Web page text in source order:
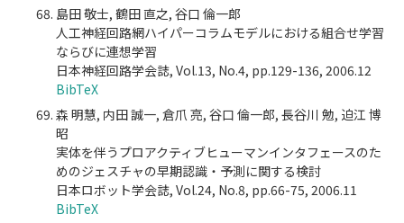
島田 敬士, 鶴田 直之, 谷口 倫一郎
人工神経回路網ハイパーコラムモデルにおける組合せ学習
ならびに連想学習
日本神経回路学会誌, Vol.13, No.4, pp.129-136, 2006.12
BibTeX
森 明慧, 内田 誠一, 倉爪 亮, 谷口 倫一郎, 長谷川 勉, 迫江 博
昭
実体を伴うプロアクティブヒューマンインタフェースのた
めのジェスチャの早期認識・予測に関する検討
日本ロボット学会誌, Vol.24, No.8, pp.66-75, 2006.11
BibTeX